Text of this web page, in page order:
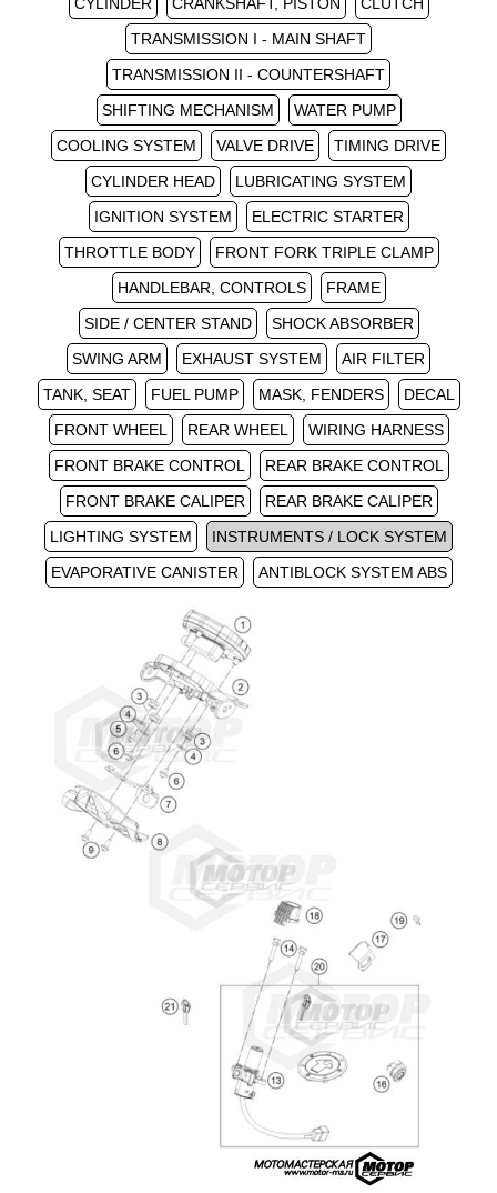
TRANSMISSION I - MAIN SHAFT
TRANSMISSION II - COUNTERSHAFT
SHIFTING MECHANISM
WATER PUMP
COOLING SYSTEM
VALVE DRIVE
TIMING DRIVE
CYLINDER HEAD
LUBRICATING SYSTEM
IGNITION SYSTEM
ELECTRIC STARTER
THROTTLE BODY
FRONT FORK TRIPLE CLAMP
HANDLEBAR, CONTROLS
FRAME
SIDE / CENTER STAND
SHOCK ABSORBER
SWING ARM
EXHAUST SYSTEM
AIR FILTER
TANK, SEAT
FUEL PUMP MASK, FENDERS
DECAL
FRONT WHEEL
REAR WHEEL
WIRING HARNESS
FRONT BRAKE CONTROL
REAR BRAKE CONTROL
FRONT BRAKE CALIPER
REAR BRAKE CALIPER
LIGHTING SYSTEM
INSTRUMENTS / LOCK SYSTEM
EVAPORATIVE CANISTER
ANTIBLOCK SYSTEM ABS